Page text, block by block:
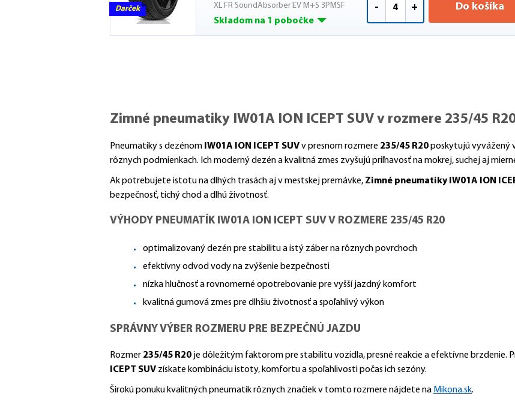
Darček XL FR SoundAbsorber EV M+S 3PMSF
Skladom na 1 pobočke
- + Do košíka
Zimné pneumatiky IW01A ION ICEPT SUV v rozmere 235/45
Pneumatiky s dezénom IW01A ION ICEPT SUVv presnom rozmere 235/45 R20poskytujú vyvážený
rôznych podmienkach. Ich moderný dezén a kvalitná zmes zvyšujú priľnavosť na mokrej, suchej aj
Ak potrebujete istotu na dlhých trasách aj v mestskej premávke, Zimné pneumatiky IW01A ION
bezpečnosť, tichý chod a dlhú životnosť.
VÝHODY PNEUMATÍK IW01A ION ICEPT SUV V ROZMERE 235/45 R20
optimalizovaný dezén pre stabilitu a istý záber na rôznych povrchoch
efektívny odvod vody na zvýšenie bezpečnosti
nízka hlučnosť a rovnomerné opotrebovanie pre vyšší jazdný komfort
kvalitná gumová zmes pre dlhšiu životnosť a spoľahlivý výkon
SPRÁVNY VÝBER ROZMERU PRE BEZPEČNÚ JAZDU
Rozmer 235/45 R20 je dôležitým faktorom pre stabilitu vozidla, presné reakcie a efektívne brzdenie.
ICEPT SUV získate kombináciu istoty, komfortu a spoľahlivosti počas ich sezóny.
Širokú ponuku kvalitných pneumatík rôznych značiek v tomto rozmere nájdete na Mikona.sk.